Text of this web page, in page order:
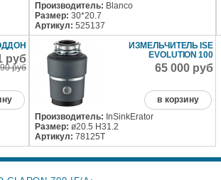
Производитель: Blanco
Размер: 30*20.7
Артикул: 525137
руб
руб
ИЗМЕЛЬЧИТЕЛЬ ISE
EVOLUTION 100
65 000 руб
в корзину
Производитель: InSinkErator
Размер: ø20.5 H31.2
Артикул: 78125T